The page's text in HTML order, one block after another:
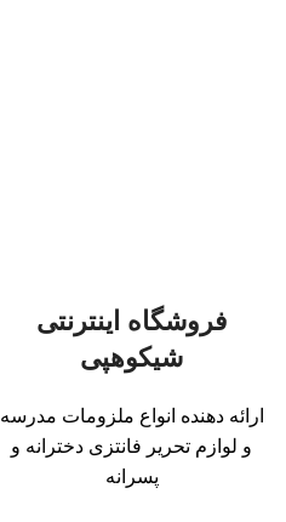
فروشگاه اینترنتی
شیکوهپی
ارائه دهنده انواع ملزومات مدرسه
و لوازم تحریر فانتزی دخترانه و
پسرانه